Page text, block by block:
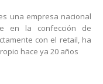
una empresa nacional
en la confección de
con el retail, ha
hace ya 20 años